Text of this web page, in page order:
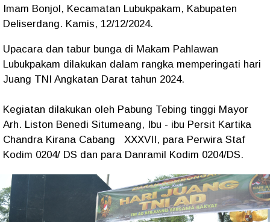
Imam Bonjol, Kecamatan Lubukpakam, Kabupaten
Deliserdang. Kamis, 12/12/2024.
Upacara dan tabur bunga di Makam Pahlawan
Lubukpakam dilakukan dalam rangka memperingati hari
Juang TNI Angkatan Darat tahun 2024.
Kegiatan dilakukan oleh Pabung Tebing tinggi Mayor
Arh. Liston Benedi Situmeang, Ibu - ibu Persit Kartika
Chandra Kirana Cabang XXXVII, para Perwira Staf
Kodim 0204/ DS dan para Danramil Kodim 0204/DS.